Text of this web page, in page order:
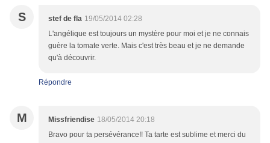
S stef de fla 19/05/2014 02:28
L'angélique est toujours un mystère pour moi et je ne connais
guère la tomate verte. Mais c'est très beau et je ne demande
qu'à découvrir.
Répondre
M Missfriendise 18/05/2014 20:18
Bravo pour ta persévérance!! Ta tarte est sublime et merci du